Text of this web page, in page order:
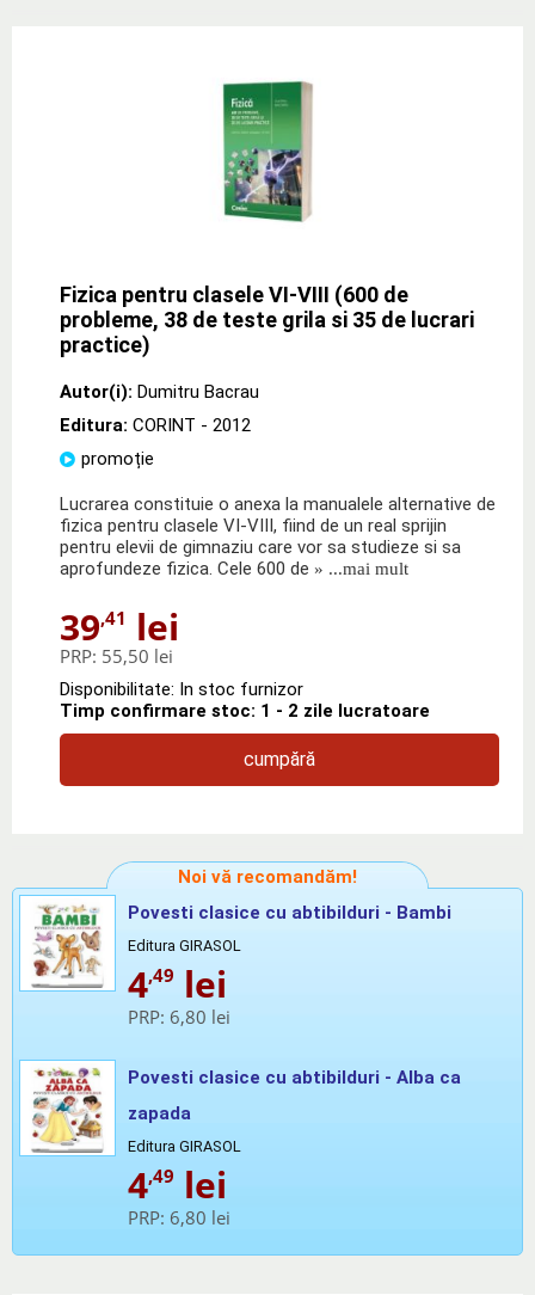
Fizica pentru clasele VI-VIII (600 de
probleme, 38 de teste grila si 35 de lucrari
practice)
Autor(i): Dumitru Bacrau
Editura: CORINT - 2012
promoție
Lucrarea constituie o anexa la manualele alternative de
fizica pentru clasele VI-VIII, fiind de un real sprijin
pentru elevii de gimnaziu care vor sa studieze si sa
aprofundeze fizica. Cele 600 de » ...mai mult
39,41 lei
PRP: 55,50 lei
Disponibilitate: In stoc furnizor
Timp confirmare stoc: 1 - 2 zile lucratoare
cumpără
Noi vă recomandăm!
Povesti clasice cu abtibilduri - Bambi
Editura GIRASOL
4,49 lei
PRP: 6,80 lei
Povesti clasice cu abtibilduri - Alba ca
zapada
Editura GIRASOL
4,49 lei
PRP: 6,80 lei